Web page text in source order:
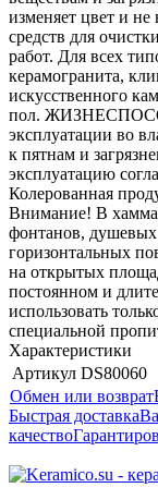
изменяет цвет и не
средств для
работ. Для всех
керамогранита,
искусственного
пол.
эксплуатации во
к пятнам и
эксплуатацию
Колерованная
Внимание! В
фонтанов,
горизонтальных
на открытых
постоянном и
использовать
специальной
Характеристики
Артикул DS80060
Обмен или возврат
Быстрая доставка
качество